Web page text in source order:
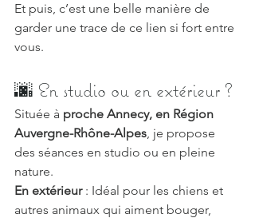
Et puis, c’est une belle manière de
garder une trace de ce lien si fort entre
vous.
🌆 En studio ou en extérieur ?
Située à proche Annecy, en Région
Auvergne-Rhône-Alpes, je propose
des séances en studio ou en pleine
nature.
En extérieur : Idéal pour les chiens et
autres animaux qui aiment bouger,